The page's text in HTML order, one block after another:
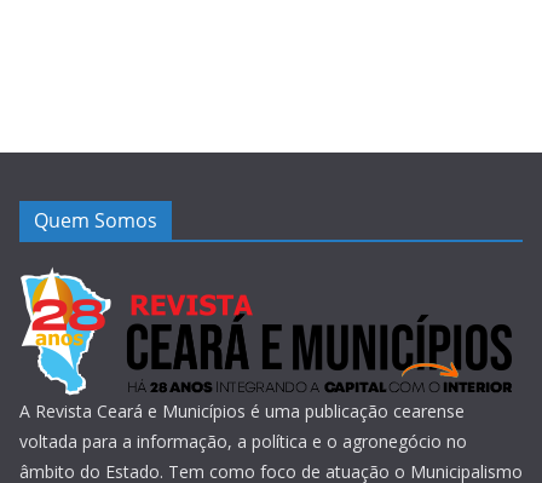
Quem Somos
A Revista Ceará e Municípios é uma publicação cearense
voltada para a informação, a política e o agronegócio no
âmbito do Estado. Tem como foco de atuação o Municipalismo